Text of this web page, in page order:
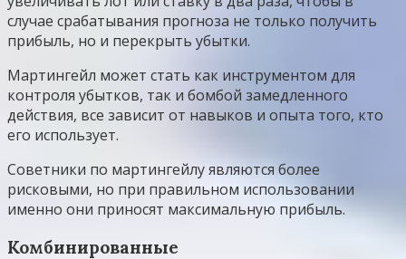
случае срабатывания прогноза не только получить
прибыль, но и перекрыть убытки.
Мартингейл может стать как инструментом для
контроля убытков, так и бомбой замедленного
действия, все зависит от навыков и опыта того, кто
его использует.
Советники по мартингейлу являются более
рисковыми, но при правильном использовании
именно они приносят максимальную прибыль.
Комбинированные